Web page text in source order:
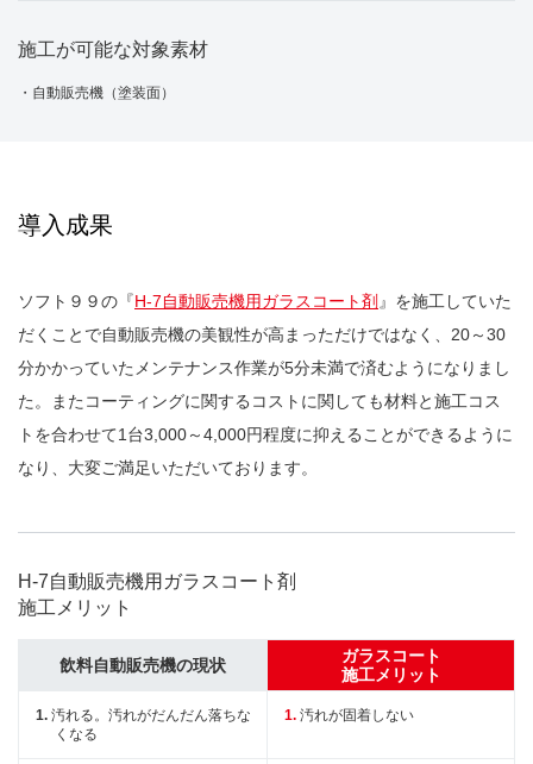
施工が可能な対象素材
・自動販売機（塗装面）
導入成果
ソフト９９の『H-7自動販売機用ガラスコート剤』を施工していた
だくことで自動販売機の美観性が高まっただけではなく、20～30
分かかっていたメンテナンス作業が5分未満で済むようになりまし
た。またコーティングに関するコストに関しても材料と施工コス
トを合わせて1台3,000～4,000円程度に抑えることができるように
なり、大変ご満足いただいております。
H-7自動販売機用ガラスコート剤
施工メリット
飲料自動販売機の現状
ガラスコート
施工メリット
汚れる。汚れがだんだん落ちな
くなる
汚れが固着しない